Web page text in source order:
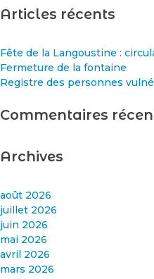
Articles récents
Fête de la Langoustine :
Fermeture de la fontaine
Registre des personnes
Commentaires
Archives
août 2026
juillet 2026
juin 2026
mai 2026
avril 2026
mars 2026